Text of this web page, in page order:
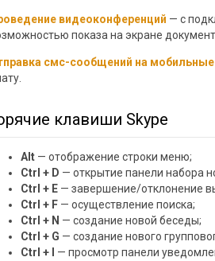
видеоконференций — с
показа на экране
смс-сообщений на
клавиши Skype
Alt — отображение строки меню;
Ctrl + D — открытие панели набора
Ctrl + E — завершение/отклонение
Ctrl + F — осуществление поиска;
Ctrl + N — создание новой беседы;
Ctrl + G — создание нового
Ctrl + I
— просмотр панели